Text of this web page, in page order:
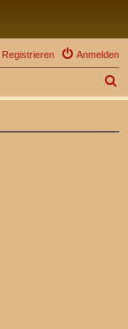
Anmelden
Registrieren
u